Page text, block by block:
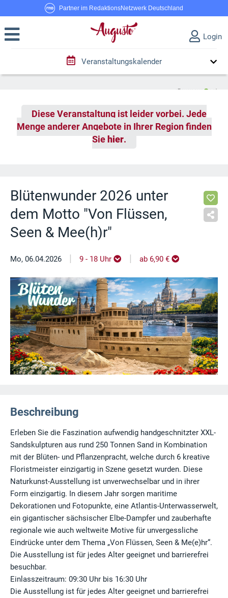
Partner im RedaktionsNetzwerk Deutschland
Login
Veranstaltungskalender
Diese Veranstaltung ist leider vorbei. Jede
Menge anderer Angebote in Ihrer Region finden
Sie hier.
Blütenwunder 2026 unter
dem Motto "Von Flüssen,
Seen & Mee(h)r"
Mo, 06.04.2026 | 9 - 18 Uhr | ab 6,90 €
Beschreibung
Erleben Sie die Faszination aufwendig handgeschnitzter XXL-
Sandskulpturen aus rund 250 Tonnen Sand in Kombination
mit der Blüten- und Pflanzenpracht, welche durch 6 kreative
Floristmeister einzigartig in Szene gesetzt wurden. Diese
Naturkunst-Ausstellung ist unverwechselbar und in ihrer
Form einzigartig. In diesem Jahr sorgen maritime
Dekorationen und Fotopunkte, eine Atlantis-Unterwasserwelt,
ein gigantischer sächsischer Elbe-Dampfer und zauberhafte
regionale wie auch weltweite Motive für unvergessliche
Eindrücke unter dem Thema „Von Flüssen, Seen & Me(e)hr“.
Die Ausstellung ist für jedes Alter geeignet und barrierefrei
besuchbar.
Einlasszeitraum: 09:30 Uhr bis 16:30 Uhr
Die Ausstellung ist für jedes Alter geeignet und barrierefrei